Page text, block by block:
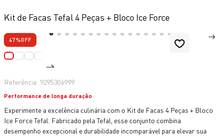
Kit de Facas Tefal 4 Peças + Bloco Ice Force
47%OFF
Referência: 9295306999
Performance de longa duração
Experimente a excelência culinária com o Kit de Facas 4 Peças + Bloco
Ice Force Tefal. Fabricado pela Tefal, esse conjunto combina
desempenho excepcional e durabilidade incomparável para elevar sua
duo power
7º
jogo panelas rochedo stone pro
8º
aspirador x-force 9 60
9º
vaporizador pure pop